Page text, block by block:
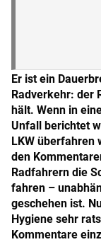
Er ist ein
Radverkehr: der
hält. Wenn in
Unfall berichtet
LKW überfahren
den
Radfahrern die
fahren –
geschehen ist.
Hygiene sehr
Kommentare